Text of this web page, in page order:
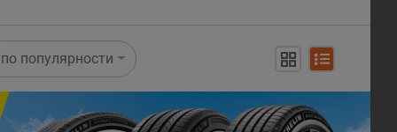
по популярности